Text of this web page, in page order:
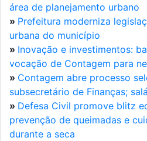
área de planejamento urbano
» Prefeitura moderniza
urbana do município
» Inovação e investimentos:
vocação de Contagem para
» Contagem abre processo
subsecretário de Finanças;
» Defesa Civil promove blitz
prevenção de queimadas e
durante a seca